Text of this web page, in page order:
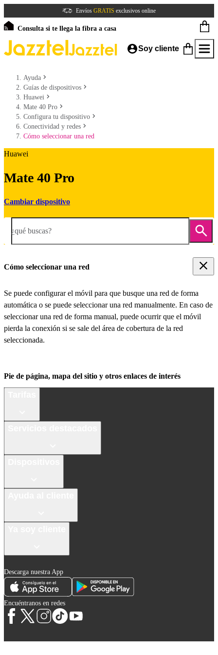
Envíos GRATIS exclusivos online
Consulta si te llega la fibra a casa
Soy cliente
Ayuda
Guías de dispositivos
Huawei
Mate 40 Pro
Configura tu dispositivo
Conectividad y redes
Cómo seleccionar una red
Huawei
Mate 40 Pro
Cambiar dispositivo
¿qué buscas?
Cómo seleccionar una red
Se puede configurar el móvil para que busque una red de forma
automática o se puede seleccionar una red manualmente. En caso de
seleccionar una red de forma manual, puede ocurrir que el móvil
pierda la conexión si se sale del área de cobertura de la red
seleccionada.
Pie de página, mapa del sitio y otros enlaces de interés
Descarga nuestra App
Encuéntranos en redes